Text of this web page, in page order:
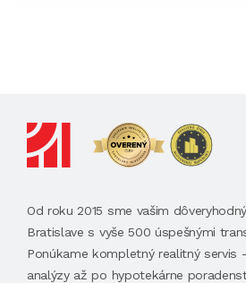
Od roku 2015 sme vašim
Bratislave s vyše 500 úspešnými
Ponúkame kompletný realitný servis
analýzy až po hypotekárne